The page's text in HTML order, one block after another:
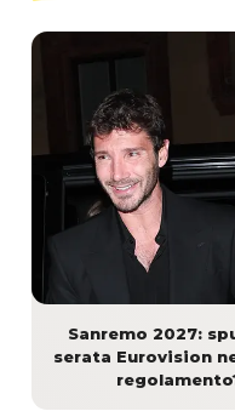
Sanremo 2027:
serata Eurovision